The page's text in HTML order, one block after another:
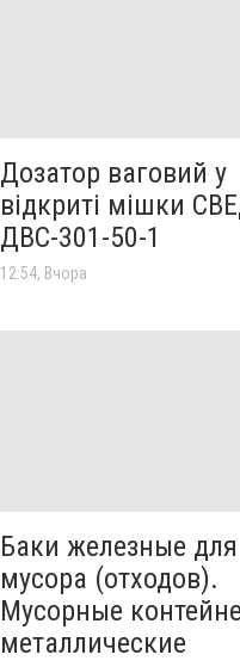
Дозатор ваговий у
відкриті мішки
ДВС-301-50-1
12:54, Вчора
Баки железные для
мусора (отходов).
Мусорные
металлические